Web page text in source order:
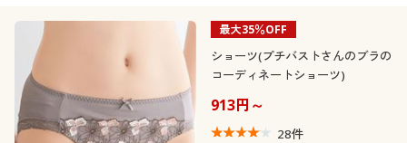
最大35％OFF
ショーツ(プチバストさんのブラの
コーディネートショーツ)
913円～
28件